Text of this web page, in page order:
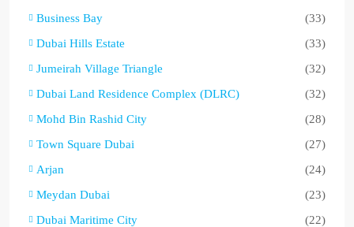
Business Bay
(33)
Dubai Hills Estate
(33)
Jumeirah Village Triangle
(32)
Dubai Land Residence Complex (DLRC)
(32)
Mohd Bin Rashid City
(28)
Town Square Dubai
(27)
Arjan
(24)
Meydan Dubai
(23)
Dubai Maritime City
(22)